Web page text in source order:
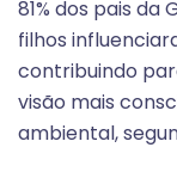
81% dos pais
filhos
contribuindo
visão mais
ambiental,